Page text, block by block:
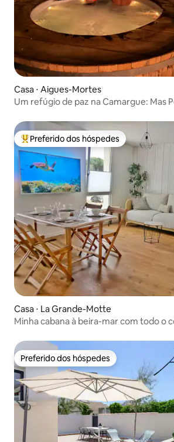
Casa ⋅ Aigues-Mortes
Um refúgio de paz na Camargue: Mas
Entre os melhores preferidos dos
Preferido dos hóspedes
Casa ⋅ La Grande-Motte
Minha cabana à beira-mar com todo o
Preferido dos hóspedes
Preferido dos hóspedes